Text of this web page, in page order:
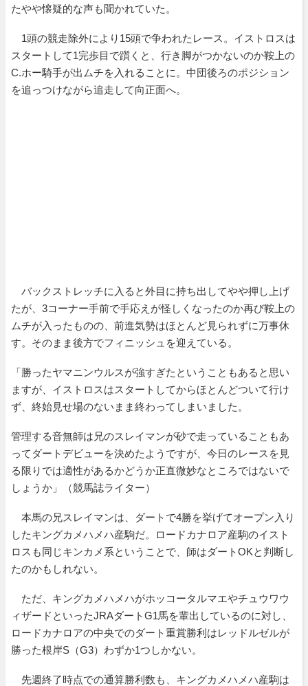
たやや懐疑的な声も聞かれていた。
1頭の競走除外により15頭で争われたレース。イストロスは
スタートして1完歩目で躓くと、行き脚がつかないのか鞍上の
C.ホー騎手が出ムチを入れることに。中団後ろのポジション
を追っつけながら追走して向正面へ。
バックストレッチに入ると外目に持ち出してやや押し上げ
たが、3コーナー手前で手応えが怪しくなったのか再び鞍上の
ムチが入ったものの、前進気勢はほとんど見られずに万事休
す。そのまま後方でフィニッシュを迎えている。
「勝ったヤマニンウルスが強すぎたということもあると思い
ますが、イストロスはスタートしてからほとんどついて行け
ず、終始見せ場のないまま終わってしまいました。
管理する音無師は兄のスレイマンが砂で走っていることもあ
ってダートデビューを決めたようですが、今日のレースを見
る限りでは適性があるかどうか正直微妙なところではないで
しょうか」（競馬誌ライター）
本馬の兄スレイマンは、ダートで4勝を挙げてオープン入り
したキングカメハメハ産駒だ。ロードカナロア産駒のイスト
ロスも同じキンカメ系ということで、師はダートOKと判断し
たのかもしれない。
ただ、キングカメハメハがホッコータルマエやチュウワウ
ィザードといったJRAダートG1馬を輩出しているのに対し、
ロードカナロアの中央でのダート重賞勝利はレッドルゼルが
勝った根岸S（G3）わずか1つしかない。
先週終了時点での通算勝利数も、キングカメハメハ産駒は